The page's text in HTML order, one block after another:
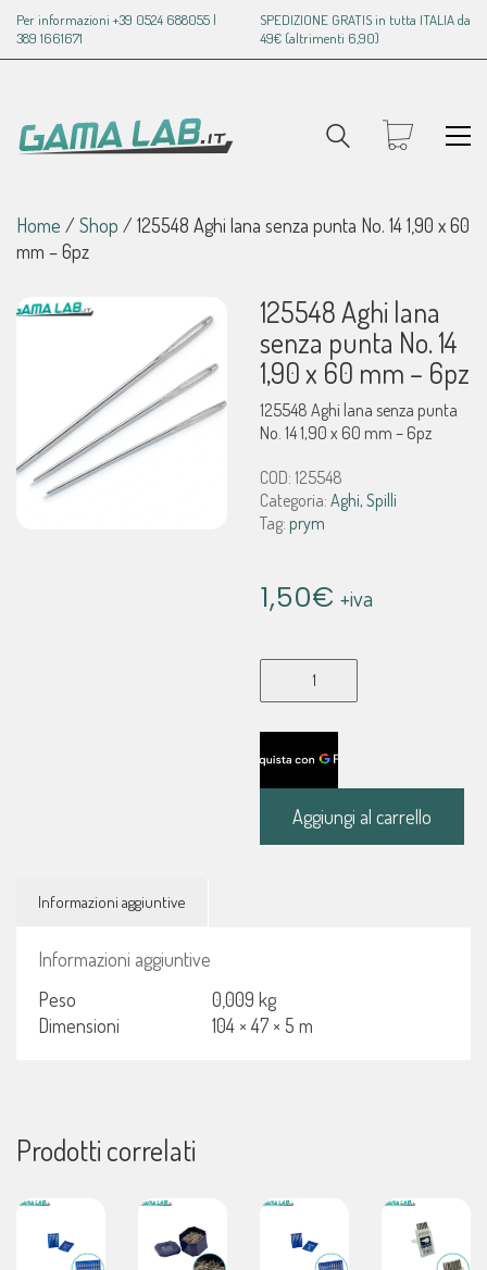
Per informazioni +39 0524 688055 |
389 1661671
SPEDIZIONE GRATIS in tutta ITALIA da
49€ (altrimenti 6,90)
Home / Shop / 125548 Aghi lana senza punta No. 14 1,90 x 60
mm – 6pz
125548 Aghi lana
senza punta No. 14
1,90 x 60 mm – 6pz
125548 Aghi lana senza punta
No. 14 1,90 x 60 mm – 6pz
COD: 125548
Categoria: Aghi, Spilli
Tag: prym
1,50€ +iva
Aghi
punta
1,90
quantità
Aggiungi al carrello
Informazioni aggiuntive
Informazioni aggiuntive
Peso
0,009 kg
Dimensioni
104 × 47 × 5 m
Prodotti correlati